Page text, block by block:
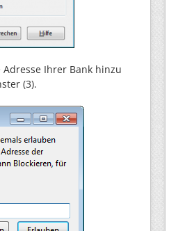
Ihrer Bank hinzu
(3).